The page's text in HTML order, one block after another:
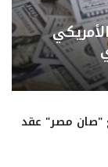
"صان مصر" عقد